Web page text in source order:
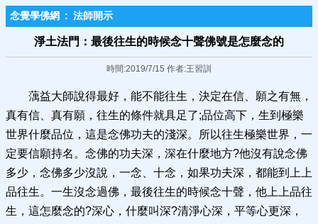
念覺學佛網 : 法師開示
淨土法門：最後往生的時候念十聲佛號是怎麼念的
時間:2019/7/15 作者:王習訓
蕅益大師說得最好，能不能往生，決定在信、願之有無，
真有信、真有願，往生的條件就具足了;品位高下，生到極樂
世界什麼品位，這是念佛功夫的淺深。所以往生極樂世界，一
定要信願持名。念佛的功夫深，深在什麼地方?他沒有說念佛
多少，念佛多少沒說，一念、十念，如果功夫深，都能到上上
品往生。一生沒念過佛，最後往生的時候念十聲，他上上品往
生，這怎麼念的?深心，什麼叫深?清淨心深，平等心更深，